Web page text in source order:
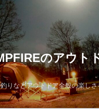
のアウト
りなどアウトドア全般の楽し